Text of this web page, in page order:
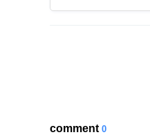
comment0